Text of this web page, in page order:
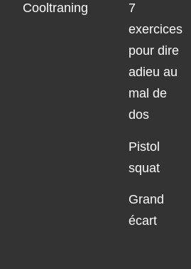
Cooltraning
7
exercices
pour dire
adieu au
mal de
dos
Pistol
squat
Grand
écart